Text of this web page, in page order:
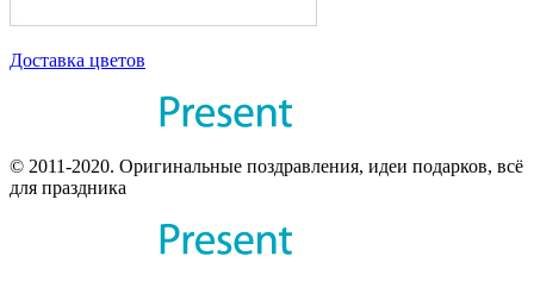
Доставка цветов
© 2011-2020. Оригинальные поздравления, идеи подарков, всё
для праздника